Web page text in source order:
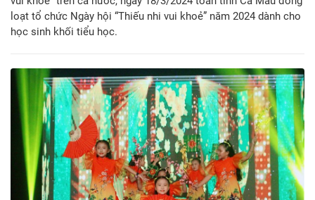
loạt tổ chức Ngày hội “Thiếu nhi vui khoẻ” năm 2024 dành cho
học sinh khối tiểu học.